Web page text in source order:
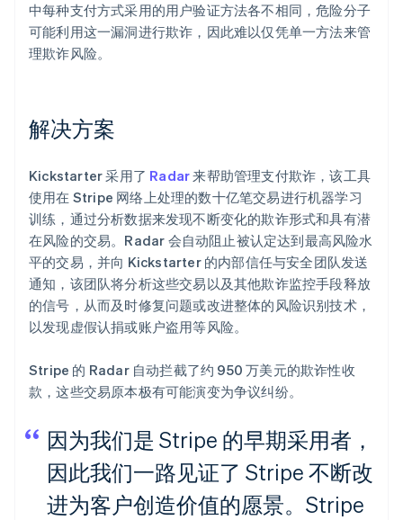
中每种支付方式采用的用户验证方法各不相同，危险分子
可能利用这一漏洞进行欺诈，因此难以仅凭单一方法来管
理欺诈风险。
解决方案
Kickstarter 采用了 Radar来帮助管理支付欺诈，该工具
使用在 Stripe 网络上处理的数十亿笔交易进行机器学习
训练，通过分析数据来发现不断变化的欺诈形式和具有潜
在风险的交易。Radar 会自动阻止被认定达到最高风险水
平的交易，并向 Kickstarter 的内部信任与安全团队发送
通知，该团队将分析这些交易以及其他欺诈监控手段释放
的信号，从而及时修复问题或改进整体的风险识别技术，
以发现虚假认捐或账户盗用等风险。
Stripe 的 Radar 自动拦截了约 950 万美元的欺诈性收
款，这些交易原本极有可能演变为争议纠纷。
因为我们是 Stripe 的早期采用者，
因此我们一路见证了 Stripe 不断改
进为客户创造价值的愿景。Stripe